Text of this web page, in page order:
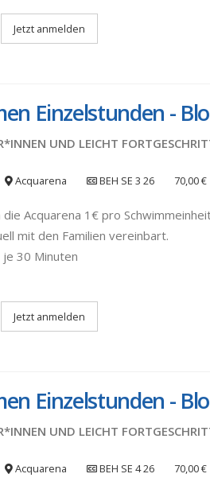
Jetzt anmelden
Einzelstunden -
UND LEICHT
Acquarena BEH SE 3 26 70,00 €
Acquarena 1€ pro
mit den Familien vereinbart.
je 30 Minuten
Jetzt anmelden
Einzelstunden -
UND LEICHT
Acquarena BEH SE 4 26 70,00 €